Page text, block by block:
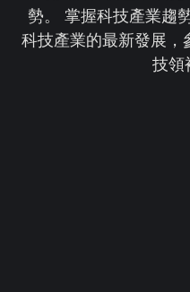
勢。 掌握科技產業趨
科技產業的最新發展
技領